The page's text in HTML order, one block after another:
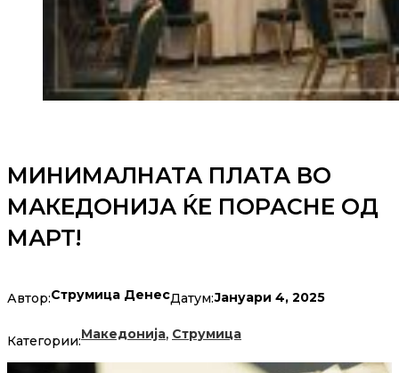
МИНИМАЛНАТА ПЛАТА ВО
МАКЕДОНИЈА ЌЕ ПОРАСНЕ ОД
МАРТ!
Автор:Струмица ДенесДатум:Јануари 4, 2025
Категории:Македонија, Струмица